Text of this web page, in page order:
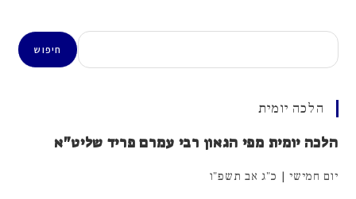
חיפוש
חיפוש
הלכה יומית
הלכה יומית מפי הגאון רבי עמרם פריד שליט"א
יום חמישי | כ"ג אב תשפ"ו